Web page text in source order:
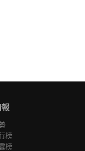
榜
榜